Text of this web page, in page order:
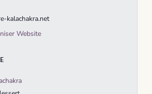
kalachakra.net
Website